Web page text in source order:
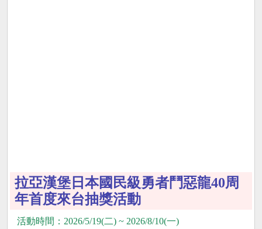
拉亞漢堡日本國民級勇者鬥惡龍40周
年首度來台抽獎活動
活動時間：2026/5/19(二) ~ 2026/8/10(一)